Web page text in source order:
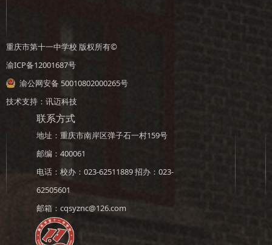
重庆市第十一中学校 版权所有©
渝ICP备12001687号
渝公网安备 50010802000265号
技术支持： 讯迈科技
联系方式
地址：重庆市南岸区弹子石一村159号
邮编：400061
电话：校办：023-62511889 招办：023-
62505601
邮箱：cqsyznc@126.com